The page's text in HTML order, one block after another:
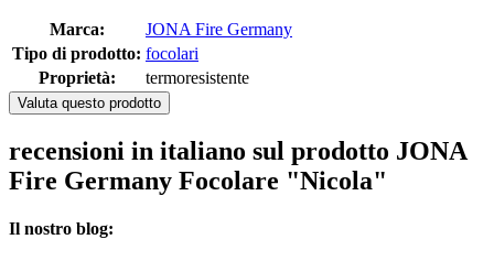
Marca:
JONA Fire Germany
Tipo di prodotto: focolari
Proprietà:
termoresistente
Valuta questo prodotto
recensioni in italiano sul prodotto JONA
Fire Germany Focolare "Nicola"
Il nostro blog: